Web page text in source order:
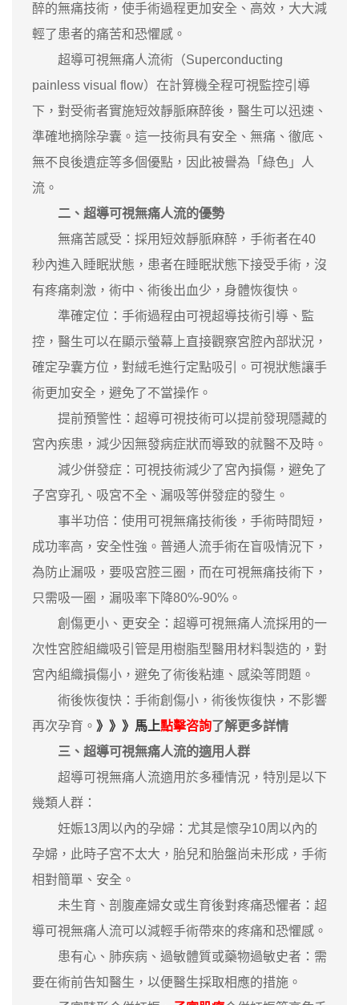
醉的無痛技術，使手術過程更加安全、高效，大大減
輕了患者的痛苦和恐懼感。
超導可視無痛人流術（Superconducting
painless visual flow）在計算機全程可視監控引導
下，對受術者實施短效靜脈麻醉後，醫生可以迅速、
準確地摘除孕囊。這一技術具有安全、無痛、徹底、
無不良後遺症等多個優點，因此被譽為「綠色」人
流。
二、超導可視無痛人流的優勢
無痛苦感受：採用短效靜脈麻醉，手術者在40
秒內進入睡眠狀態，患者在睡眠狀態下接受手術，沒
有疼痛刺激，術中、術後出血少，身體恢復快。
準確定位：手術過程由可視超導技術引導、監
控，醫生可以在顯示螢幕上直接觀察宮腔內部狀況，
確定孕囊方位，對絨毛進行定點吸引。可視狀態讓手
術更加安全，避免了不當操作。
提前預警性：超導可視技術可以提前發現隱藏的
宮內疾患，減少因無發病症狀而導致的就醫不及時。
減少併發症：可視技術減少了宮內損傷，避免了
子宮穿孔、吸宮不全、漏吸等併發症的發生。
事半功倍：使用可視無痛技術後，手術時間短，
成功率高，安全性強。普通人流手術在盲吸情況下，
為防止漏吸，要吸宮腔三圈，而在可視無痛技術下，
只需吸一圈，漏吸率下降80%-90%。
創傷更小、更安全：超導可視無痛人流採用的一
次性宮腔組織吸引管是用樹脂型醫用材料製造的，對
宮內組織損傷小，避免了術後粘連、感染等問題。
術後恢復快：手術創傷小，術後恢復快，不影響
再次孕育。 》》》馬上點擊咨詢了解更多詳情
三、超導可視無痛人流的適用人群
超導可視無痛人流適用於多種情況，特別是以下
幾類人群：
妊娠13周以內的孕婦：尤其是懷孕10周以內的
孕婦，此時子宮不太大，胎兒和胎盤尚未形成，手術
相對簡單、安全。
未生育、剖腹產婦女或生育後對疼痛恐懼者：超
導可視無痛人流可以減輕手術帶來的疼痛和恐懼感。
患有心、肺疾病、過敏體質或藥物過敏史者：需
要在術前告知醫生，以便醫生採取相應的措施。